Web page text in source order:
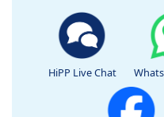
HiPP Live Chat